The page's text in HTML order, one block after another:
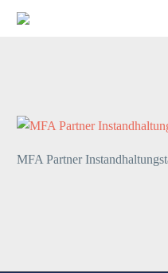
MFA Partner